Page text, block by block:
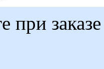
при заказе